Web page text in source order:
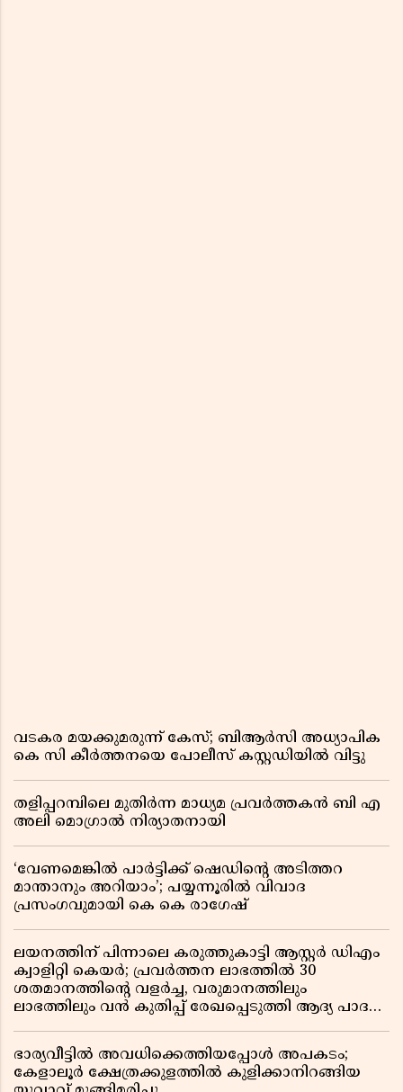
വടകര മയക്കുമരുന്ന് കേസ്; ബിആർസി അധ്യാപിക
കെ സി കീർത്തനയെ പോലീസ് കസ്റ്റഡിയിൽ വിട്ടു
തളിപ്പറമ്പിലെ മുതിർന്ന മാധ്യമ പ്രവർത്തകൻ ബി എ
അലി മൊഗ്രാൽ നിര്യാതനായി
‘വേണമെങ്കിൽ പാർട്ടിക്ക് ഷെഡിൻ്റെ അടിത്തറ
മാന്താനും അറിയാം’; പയ്യന്നൂരിൽ വിവാദ
പ്രസംഗവുമായി കെ കെ രാഗേഷ്
ലയനത്തിന് പിന്നാലെ കരുത്തുകാട്ടി ആസ്റ്റർ ഡിഎം
ക്വാളിറ്റി കെയർ; പ്രവർത്തന ലാഭത്തിൽ 30
ശതമാനത്തിൻ്റെ വളർച്ച, വരുമാനത്തിലും
ലാഭത്തിലും വൻ കുതിപ്പ് രേഖപ്പെടുത്തി ആദ്യ പാദ
ഭാര്യവീട്ടിൽ അവധിക്കെത്തിയപ്പോൾ അപകടം;
കേളാലൂർ ക്ഷേത്രക്കുളത്തിൽ കുളിക്കാനിറങ്ങിയ